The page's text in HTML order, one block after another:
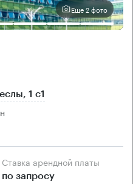
Еще 2 фото
1 с1
Ставка арендной платы
по запросу